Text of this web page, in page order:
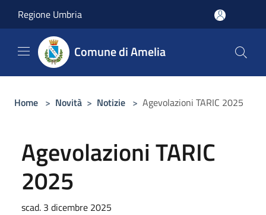
Regione Umbria
Comune di Amelia
Home > Novità > Notizie > Agevolazioni TARIC 2025
Agevolazioni TARIC
2025
scad. 3 dicembre 2025